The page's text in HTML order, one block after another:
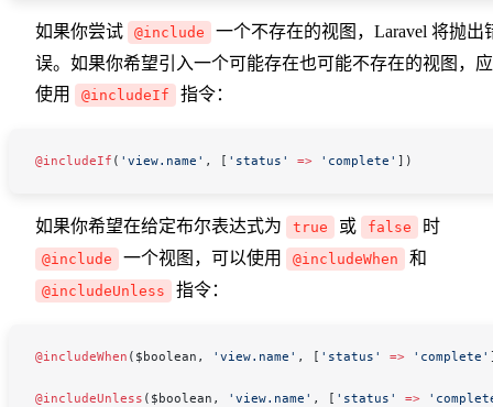
如果你尝试 @include
一个不存在的视图，Laravel 将抛出
误。如果你希望引入一个可能存在也可能不存在的视图，
使用
@includeIf 指令：
@includeIf ( 'view.name' , [ 'status' => 'complete' ])
如果你希望在给定布尔表达式为 true 或 false 时
@include 一个视图，可以使用 @includeWhen 和
@includeUnless 指令：
@includeWhen ( $boolean , 'view.name' , [ 'status' => 'complete'
@includeUnless ( $boolean , 'view.name' , [ 'status' =>